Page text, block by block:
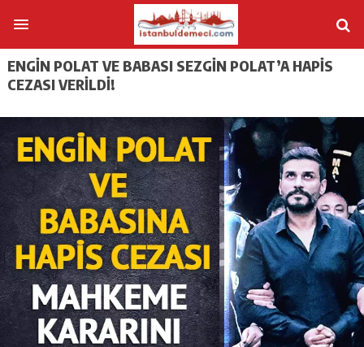
ENGIN POLAT VE BABASI SEZGIN POLAT’A HAPIS
CEZASI VERILDI!